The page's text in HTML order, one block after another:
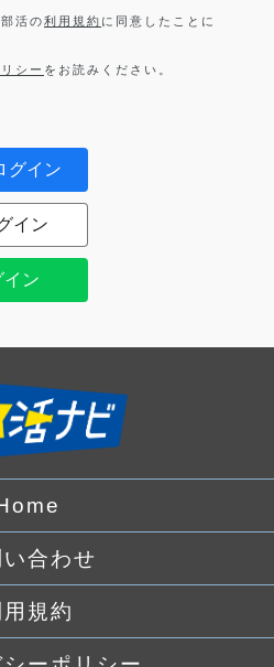
活の利用規約 に同意したことに
シー をお読みください。
グイン
イン
イン
い合わせ
規約